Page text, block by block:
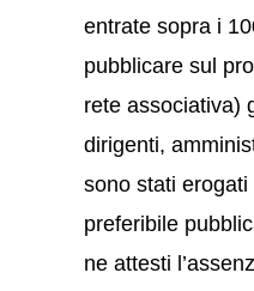
entrate sopra i
pubblicare sul
rete associativa)
dirigenti,
sono stati
preferibile
ne attesti